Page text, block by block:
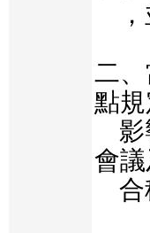
二
點
會
    合稱本會議）。